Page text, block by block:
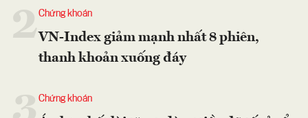
2Chứng khoán
VN-Index giảm mạnh nhất 8 phiên,
thanh khoản xuống đáy
Chứng khoán